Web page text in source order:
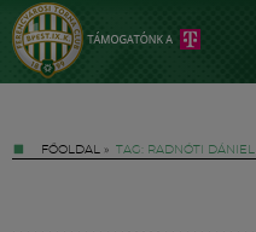
FŐOLDAL » TAG: RADNÓTI DÁNIEL